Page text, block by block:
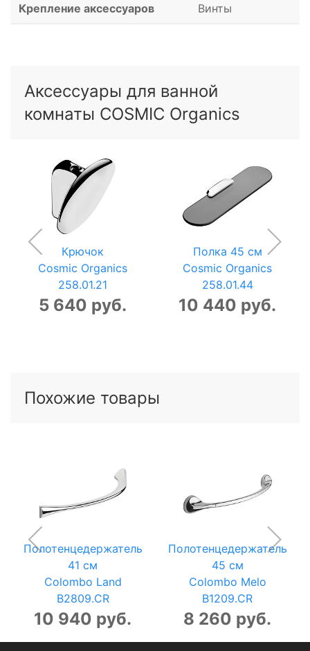
Крепление аксессуаров Винты
Аксессуары для ванной
комнаты COSMIC Organics
Крючок
Cosmic Organics
258.01.21
5 640 руб.
Полка 45 см
Cosmic Organics
258.01.44
10 440 руб.
Похожие товары
Полотенцедержатель
41 см
Colombo Land
B2809.CR
10 940 руб.
Полотенцедержатель
45 см
Colombo Melo
B1209.CR
8 260 руб.